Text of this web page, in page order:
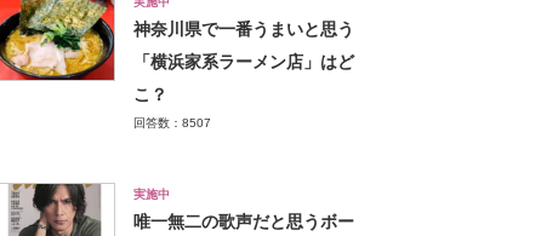
神奈川県で一番うまいと思う
「横浜家系ラーメン店」はど
こ？
回答数：8507
実施中
唯一無二の歌声だと思うボー